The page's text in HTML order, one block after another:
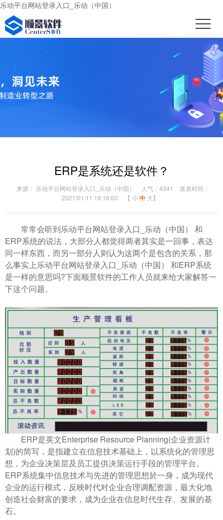
乐动平台网站登录入口_乐动（中国）
ERP是系统还是软件？
来源： 乐动平台网站登录入口_乐动（中国） 人气：4341
发表时间：
2021/01/11 18:16:00
【 小中 大】
常常会听到乐动平台网站登录入口_乐动（中国） 和
ERP系统的说法，大部分人都觉得两者其实是一回事，表达
同一样东西，而另一部分人则认为这两个是包含的关系，那
么事实上乐动平台网站登录入口_乐动（中国） 和ERP系统
是一样的意思吗?下面顺景软件的工作人员就来给大家解答一
下这个问题。
ERP是英文Enterprise Resource Planning(企业资源计
划)的简写，是指建立在信息技术基础上，以系统化的管理思
想，为企业决策层及员工提供决策运行手段的管理平台。
ERP系统集中信息技术与先进的管理思想於一身，成为现代
企业的运行模式，反映时代对企业合理调配资源，最大化地
创造社会财富的要求，成为企业在信息时代生存、发展的基
石。